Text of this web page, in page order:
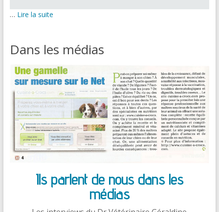
… Lire la suite
Dans les médias
Ils parlent de nous dans les
médias